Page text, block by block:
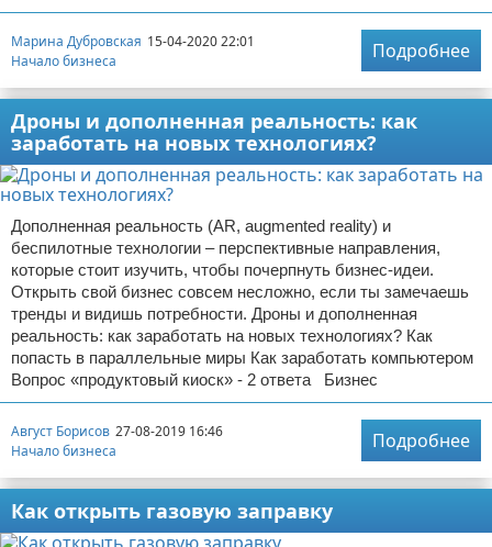
Марина Дубровская 15-04-2020 22:01
Начало бизнеса
Подробнее
Дроны и дополненная реальность: как
заработать на новых технологиях?
Дополненная реальность (AR, augmented reality) и
беспилотные технологии – перспективные направления,
которые стоит изучить, чтобы почерпнуть бизнес-идеи.
Открыть свой бизнес совсем несложно, если ты замечаешь
тренды и видишь потребности. Дроны и дополненная
реальность: как заработать на новых технологиях? Как
попасть в параллельные миры Как заработать компьютером
Вопрос «продуктовый киоск» - 2 ответа Бизнес
Август Борисов 27-08-2019 16:46
Начало бизнеса
Подробнее
Как открыть газовую заправку